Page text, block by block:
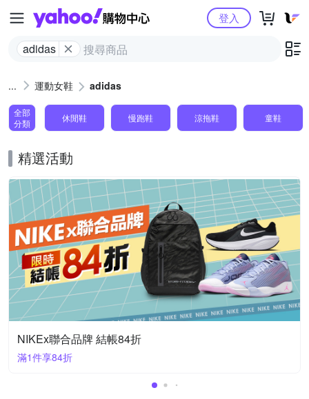
Yahoo購物中心
adidas
登入
運動女鞋 adidas
全部
分類
休閒鞋 慢跑鞋 涼拖鞋 童鞋
精選活動
NIKEx聯合品牌 結帳84折
滿1件享84折